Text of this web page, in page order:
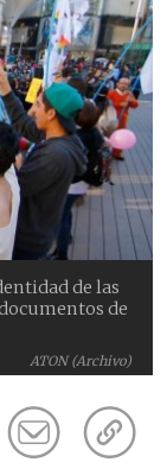
ATON (Archivo)
de las
de